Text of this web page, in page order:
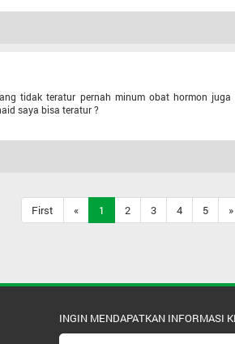
tidak teratur pernah minum obat hormon
saya bisa teratur ?
First « 1 2 3 4 5 »
INGIN MENDAPATKAN INFORMASI